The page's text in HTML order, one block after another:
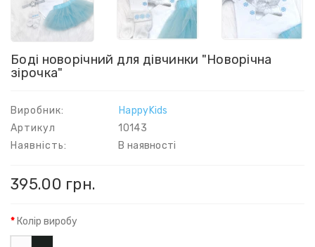
Боді новорічний для дівчинки "Новорічна
зірочка"
Виробник:
HappyKids
Артикул
10143
Наявність:
В наявності
395.00 грн.
Колір виробу